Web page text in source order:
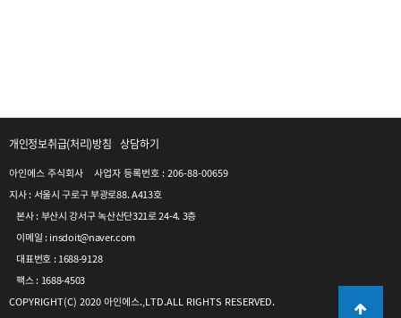
개인정보취급(처리)방침 상담하기
아인에스 주식회사    사업자 등록번호 : 206-88-00659
지사 : 서울시 구로구 부광로88. A413호
본사 : 부산시 강서구 녹산산단321로 24-4. 3층
이메일 : insdoit@naver.com
대표번호 : 1688-9128
팩스 : 1688-4503
COPYRIGHT(C) 2020 아인에스.,LTD.ALL RIGHTS RESERVED.